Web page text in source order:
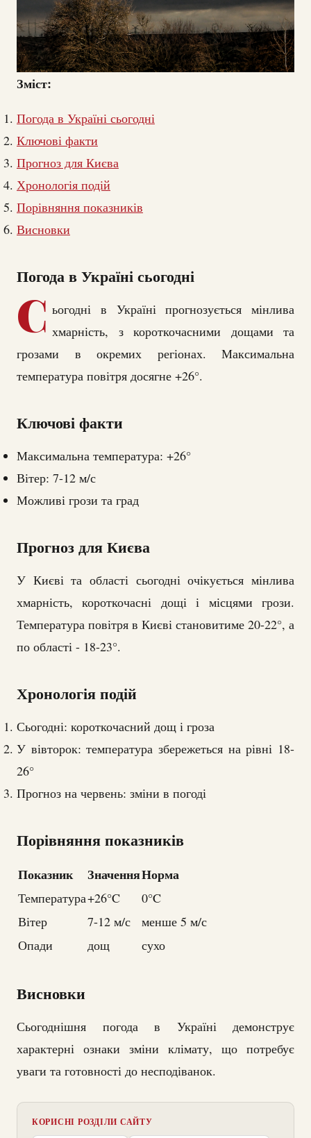
Зміст:
Погода в Україні сьогодні
Ключові факти
Прогноз для Києва
Хронологія подій
Порівняння показників
Висновки
Погода в Україні сьогодні
С ьогодні в Україні прогнозується мінлива
хмарність, з короткочасними дощами та
грозами в окремих регіонах. Максимальна
температура повітря досягне +26°.
Ключові факти
Максимальна температура: +26°
Вітер: 7-12 м/с
Можливі грози та град
Прогноз для Києва
У Києві та області сьогодні очікується мінлива
хмарність, короткочасні дощі і місцями грози.
Температура повітря в Києві становитиме 20-22°, а
по області - 18-23°.
Хронологія подій
Сьогодні: короткочасний дощ і гроза
У вівторок: температура збережеться на рівні 18-
26°
Прогноз на червень: зміни в погоді
Порівняння показників
Показник ЗначенняНорма
Температура+26°C
0°C
Вітер
7-12 м/с
менше 5 м/с
Опади
дощ сухо
Висновки
Сьогоднішня погода в Україні демонструє
характерні ознаки зміни клімату, що потребує
уваги та готовності до несподіванок.
КОРИСНІ РОЗДІЛИ САЙТУ